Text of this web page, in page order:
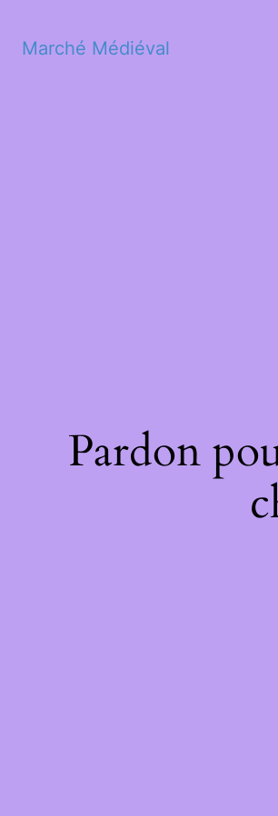
Marché Médiéval
Pardon